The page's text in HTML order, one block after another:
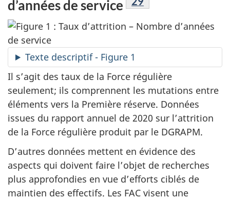
d’années de service
Texte descriptif - Figure 1
Il s’agit des taux de la Force régulière
seulement; ils comprennent les mutations entre
éléments vers la Première réserve. Données
issues du rapport annuel de 2020 sur l’attrition
de la Force régulière produit par le DGRAPM.
D’autres données mettent en évidence des
aspects qui doivent faire l’objet de recherches
plus approfondies en vue d’efforts ciblés de
maintien des effectifs. Les FAC visent une